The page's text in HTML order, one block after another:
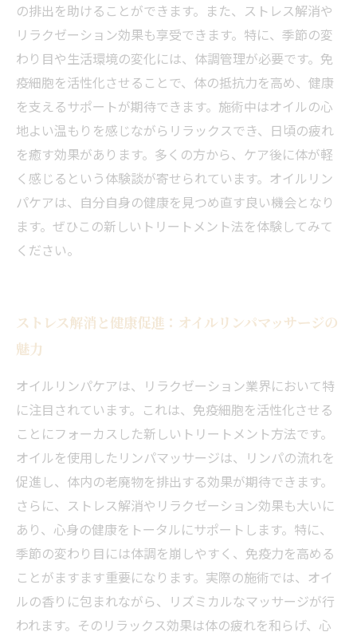
の排出を助けることができます。また、ストレス解消や
リラクゼーション効果も享受できます。特に、季節の変
わり目や生活環境の変化には、体調管理が必要です。免
疫細胞を活性化させることで、体の抵抗力を高め、健康
を支えるサポートが期待できます。施術中はオイルの心
地よい温もりを感じながらリラックスでき、日頃の疲れ
を癒す効果があります。多くの方から、ケア後に体が軽
く感じるという体験談が寄せられています。オイルリン
パケアは、自分自身の健康を見つめ直す良い機会となり
ます。ぜひこの新しいトリートメント法を体験してみて
ください。
ストレス解消と健康促進：オイルリンパマッサージの
魅力
オイルリンパケアは、リラクゼーション業界において特
に注目されています。これは、免疫細胞を活性化させる
ことにフォーカスした新しいトリートメント方法です。
オイルを使用したリンパマッサージは、リンパの流れを
促進し、体内の老廃物を排出する効果が期待できます。
さらに、ストレス解消やリラクゼーション効果も大いに
あり、心身の健康をトータルにサポートします。特に、
季節の変わり目には体調を崩しやすく、免疫力を高める
ことがますます重要になります。実際の施術では、オイ
ルの香りに包まれながら、リズミカルなマッサージが行
われます。そのリラックス効果は体の疲れを和らげ、心